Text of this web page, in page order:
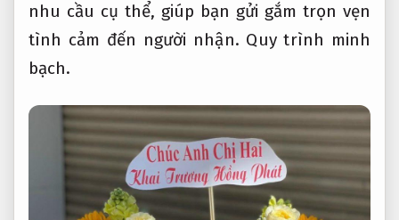
nhu cầu cụ thể, giúp bạn gửi gắm trọn vẹn
tình cảm đến người nhận. Quy trình minh
bạch.